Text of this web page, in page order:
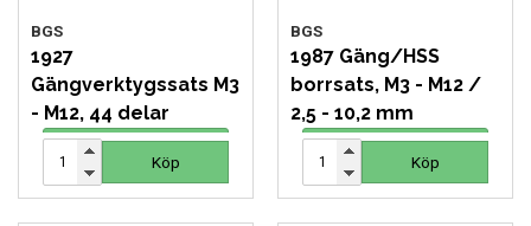
BGS
1927
Gängverktygssats M3
- M12, 44 delar
1 771 SEK
Köp
BGS
1987 Gäng/HSS
borrsats, M3 - M12 /
2,5 - 10,2 mm
384 SEK
Köp